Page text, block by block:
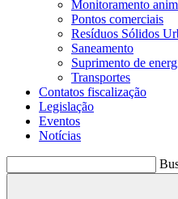
Monitoramento
Pontos comerciais
Resíduos Sólidos
Saneamento
Suprimento de
Transportes
Contatos fiscalização
Legislação
Eventos
Notícias